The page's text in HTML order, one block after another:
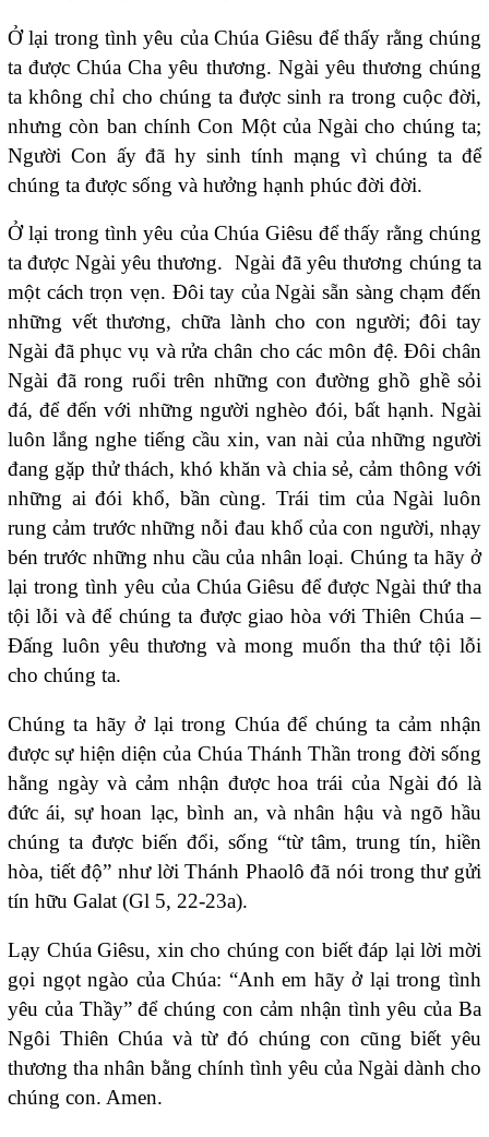
Ở lại trong tình yêu của Chúa Giêsu để thấy rằng chúng
ta được Chúa Cha yêu thương. Ngài yêu thương chúng
ta không chỉ cho chúng ta được sinh ra trong cuộc đời,
nhưng còn ban chính Con Một của Ngài cho chúng ta;
Người Con ấy đã hy sinh tính mạng vì chúng ta để
chúng ta được sống và hưởng hạnh phúc đời đời.
Ở lại trong tình yêu của Chúa Giêsu để thấy rằng chúng
ta được Ngài yêu thương. Ngài đã yêu thương chúng ta
một cách trọn vẹn. Đôi tay của Ngài sẵn sàng chạm đến
những vết thương, chữa lành cho con người; đôi tay
Ngài đã phục vụ và rửa chân cho các môn đệ. Đôi chân
Ngài đã rong ruổi trên những con đường ghồ ghề sỏi
đá, để đến với những người nghèo đói, bất hạnh. Ngài
luôn lắng nghe tiếng cầu xin, van nài của những người
đang gặp thử thách, khó khăn và chia sẻ, cảm thông với
những ai đói khổ, bần cùng. Trái tim của Ngài luôn
rung cảm trước những nỗi đau khổ của con người, nhạy
bén trước những nhu cầu của nhân loại. Chúng ta hãy ở
lại trong tình yêu của Chúa Giêsu để được Ngài thứ tha
tội lỗi và để chúng ta được giao hòa với Thiên Chúa –
Đấng luôn yêu thương và mong muốn tha thứ tội lỗi
cho chúng ta.
Chúng ta hãy ở lại trong Chúa để chúng ta cảm nhận
được sự hiện diện của Chúa Thánh Thần trong đời sống
hằng ngày và cảm nhận được hoa trái của Ngài đó là
đức ái, sự hoan lạc, bình an, và nhân hậu và ngõ hầu
chúng ta được biến đổi, sống “từ tâm, trung tín, hiền
hòa, tiết độ” như lời Thánh Phaolô đã nói trong thư gửi
tín hữu Galat (Gl 5, 22-23a).
Lạy Chúa Giêsu, xin cho chúng con biết đáp lại lời mời
gọi ngọt ngào của Chúa: “Anh em hãy ở lại trong tình
yêu của Thầy” để chúng con cảm nhận tình yêu của Ba
Ngôi Thiên Chúa và từ đó chúng con cũng biết yêu
thương tha nhân bằng chính tình yêu của Ngài dành cho
chúng con. Amen.